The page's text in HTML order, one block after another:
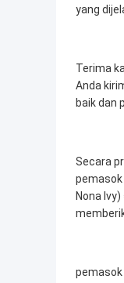
yang
Terima
Anda
baik dan
Secara
Nona
pemasok